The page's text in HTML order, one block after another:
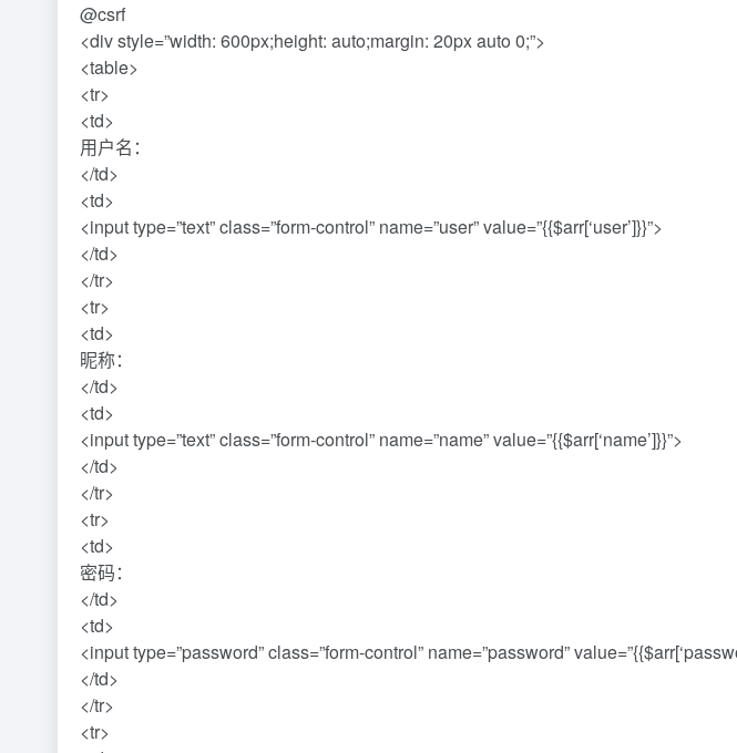
@csrf
<div style=”width: 600px;height: auto;margin: 20px auto 0;”>
<table>
<tr>
<td>
用户名：
</td>
<td>
<input type=”text” class=”form-control” name=”user” value=”{{$arr[‘user’]}}”>
</td>
</tr>
<tr>
<td>
昵称：
</td>
<td>
<input type=”text” class=”form-control” name=”name” value=”{{$arr[‘name’]}}”>
</td>
</tr>
<tr>
<td>
密码：
</td>
<td>
<input type=”password” class=”form-control” name=”password”
</td>
</tr>
<tr>